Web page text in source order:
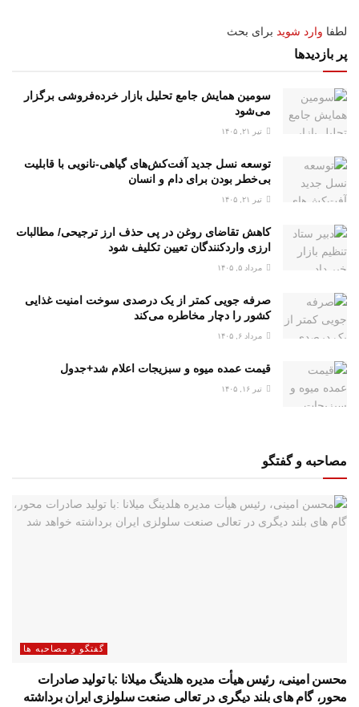
لطفا وارد شوید برای بحث
پر بازدیدها
سومین همایش جامع تحلیل بازار خرده‌فروشی برگزار
می‌شود
تیر ۲۱, ۱۴۰۵
توسعه نسل جدید آفت‌کش‌های گیاهی-نانویی با قابلیت
بی‌خطر بودن برای دام و انسان
تیر ۲۱, ۱۴۰۵
کاهش تقاضای روغن در پی حذف ارز ترجیحی/ مطالبات
ارزی واردکنندگان تعیین تکلیف شود
مرداد ۵, ۱۴۰۵
صرفه جویی کمتر از یک درصدی سوخت امنیت غذایی
کشور را دچار مخاطره می‌کند
مرداد ۶, ۱۴۰۵
قیمت عمده میوه و سبزیجات اعلام شد+جدول
تیر ۱۶, ۱۴۰۵
مصاحبه و گفتگو
گفتگو و مصاحبه ها
محسن امینی، رئیس هیأت مدیره هلدینگ میلانا :با تولید صادرات
محور، گام های بلند دیگری در تعالی صنعت سلولزی ایران برداشته